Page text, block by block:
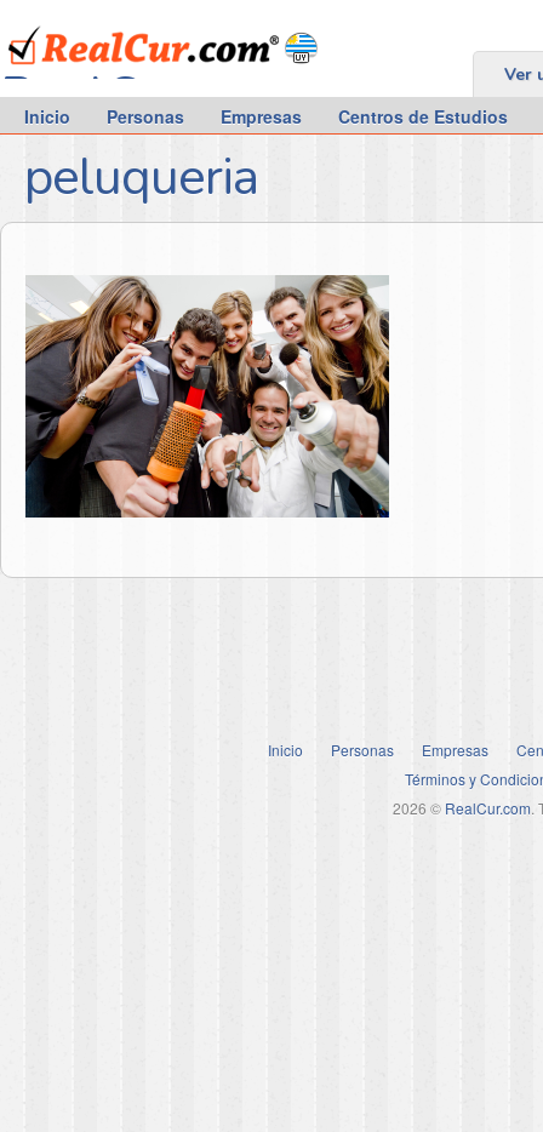
RealCur.com Ver
Inicio Personas Empresas Centros de Estudios
peluqueria
Inicio Personas Empresas
Términos y
2026 © RealCur.com.